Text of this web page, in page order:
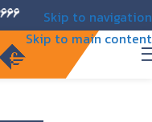
Skip to navigation
Skip to main content